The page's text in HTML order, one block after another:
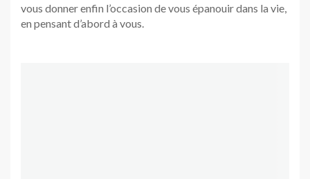
vous donner enfin l’occasion de vous épanouir dans la vie,
en pensant d’abord à vous.